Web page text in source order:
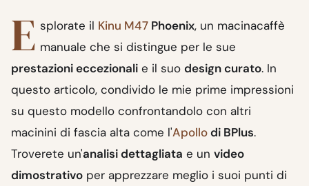
E splorate il Kinu M47 Phoenix, un macinacaffè
manuale che si distingue per le sue
prestazioni eccezionali e il suo design curato. In
questo articolo, condivido le mie prime impressioni
su questo modello confrontandolo con altri
macinini di fascia alta come l'Apollodi BPlus.
Troverete un'analisi dettagliata e un video
dimostrativo per apprezzare meglio i suoi punti di